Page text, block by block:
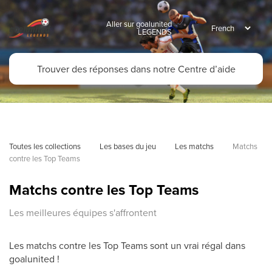
Aller sur goalunited
LEGENDS
Toutes les collections Les bases du jeu Les matchs
Matchs
contre les Top Teams
Matchs contre les Top Teams
Les meilleures équipes s'affrontent
Les matchs contre les Top Teams sont un vrai régal dans
goalunited !